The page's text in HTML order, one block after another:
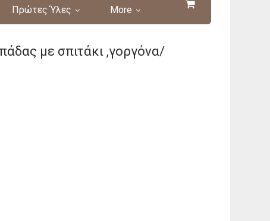
Πρώτες Ύλες More
με σπιτάκι ,γοργόνα/